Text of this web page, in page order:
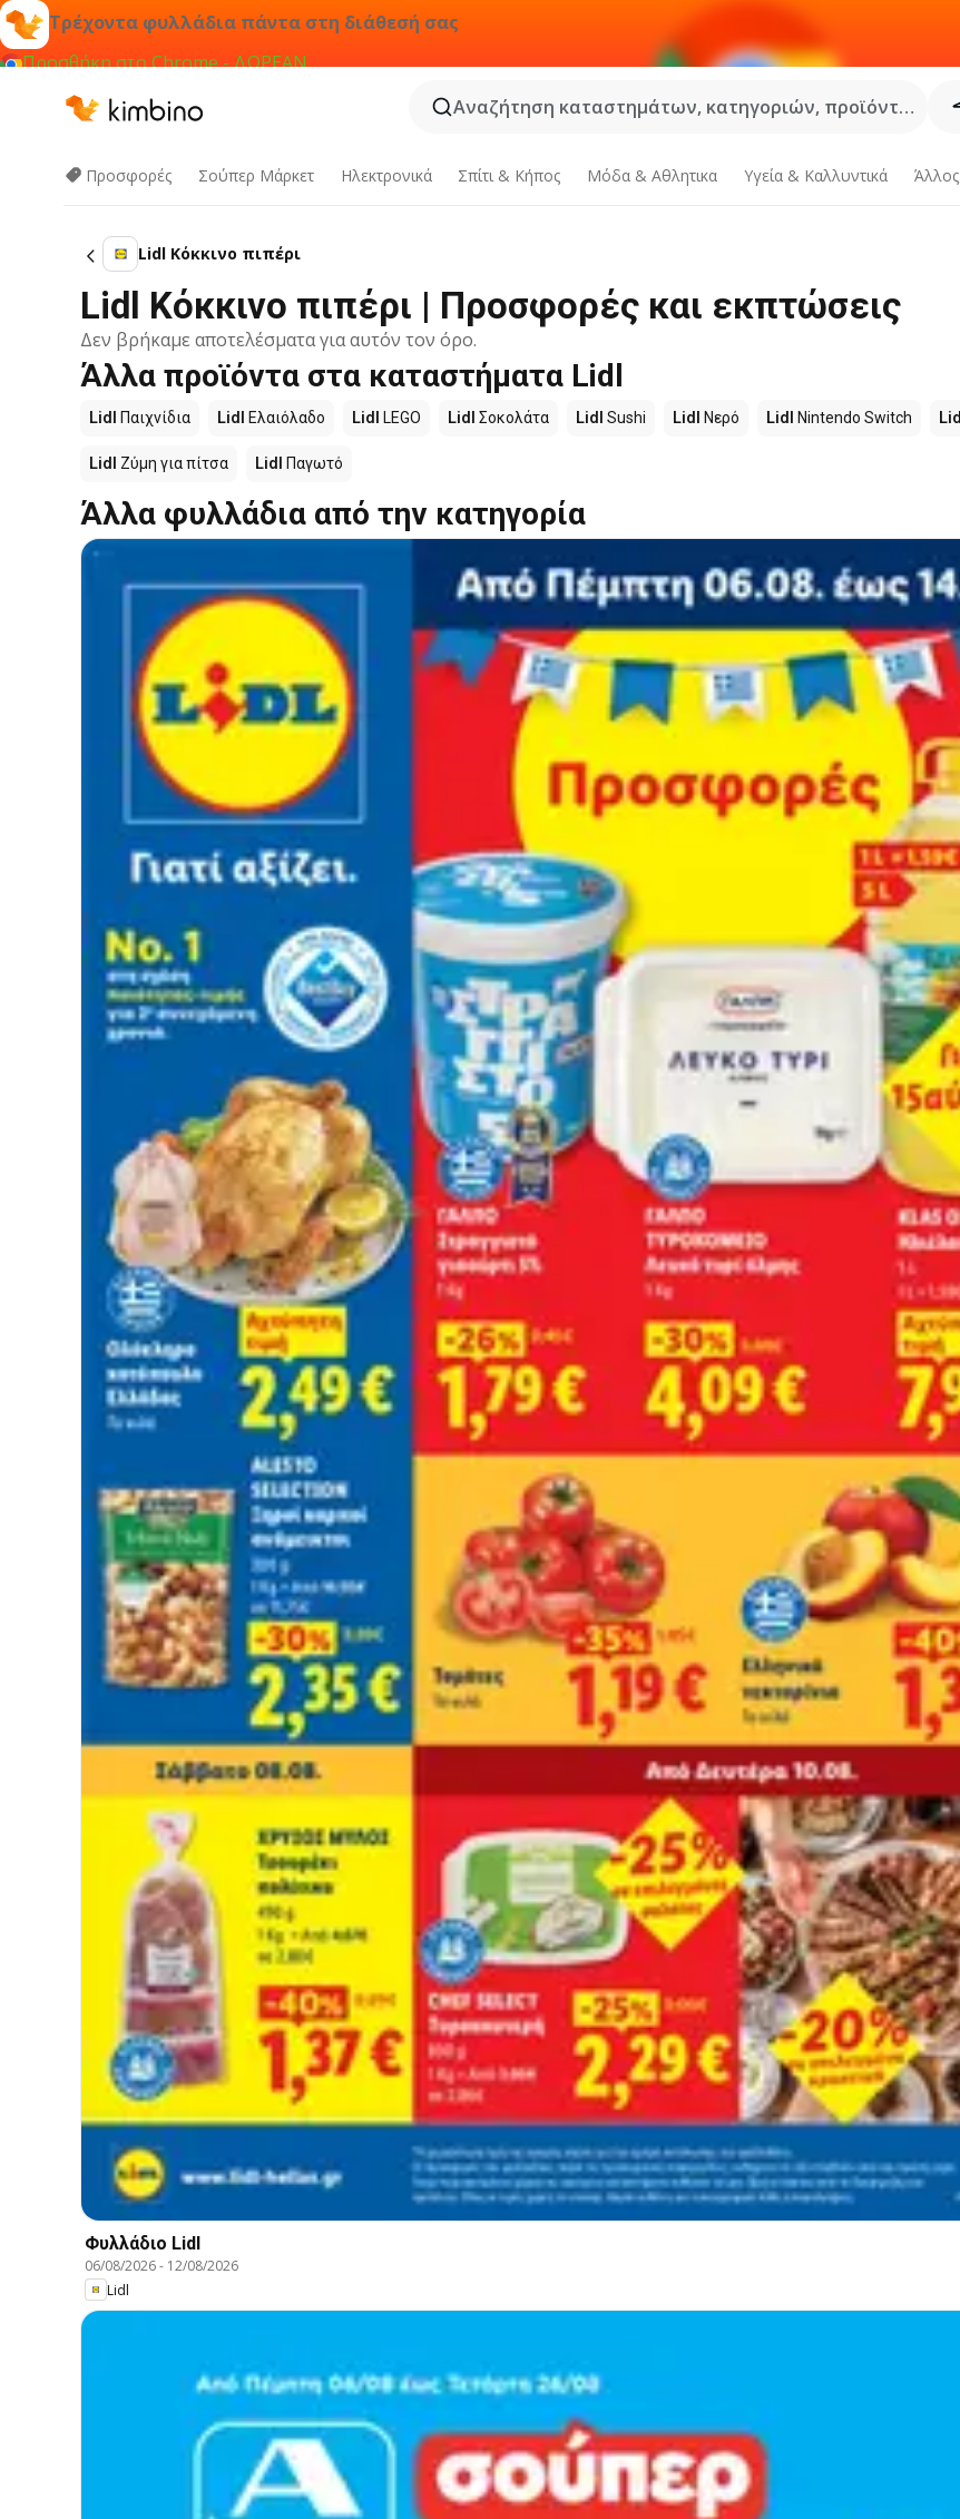
Τρέχοντα φυλλάδια πάντα στη διάθεσή σας
Προσθήκη στο Chrome - ΔΩΡΕΑΝ
Αναζήτηση καταστημάτων, κατηγοριών, προϊόντων...
Προσφορές Σούπερ Μάρκετ Hλεκτρονικά Σπίτι & Κήπος Μόδα & Aθλητικα Υγεία & Καλλυντικά Άλλος
Lidl Κόκκινο πιπέρι
Lidl Κόκκινο πιπέρι | Προσφορές και εκπτώσεις
Δεν βρήκαμε αποτελέσματα για αυτόν τον όρο.
Άλλα προϊόντα στα καταστήματα Lidl
Lidl Παιχνίδια Lidl Ελαιόλαδο Lidl LEGO Lidl Σοκολάτα Lidl Sushi Lidl Νερό Lidl Nintendo Switch Lidl
Lidl Ζύμη για πίτσα Lidl Παγωτό
Άλλα φυλλάδια από την κατηγορία
Φυλλάδιο Lidl
06/08/2026- 12/08/2026
Lidl